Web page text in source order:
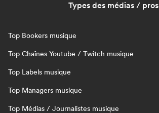
Types des médias / pros
Top Bookers musique
Top Chaînes Youtube / Twitch musique
Top Labels musique
Top Managers musique
Top Médias / Journalistes musique